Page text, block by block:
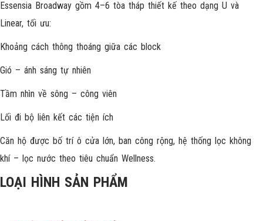
Essensia Broadway gồm 4–6 tòa tháp thiết kế theo dạng U và
Linear, tối ưu:
Khoảng cách thông thoáng giữa các block
Gió – ánh sáng tự nhiên
Tầm nhìn về sông – công viên
Lối đi bộ liên kết các tiện ích
Căn hộ được bố trí ô cửa lớn, ban công rộng, hệ thống lọc không
khí – lọc nước theo tiêu chuẩn Wellness.
LOẠI HÌNH SẢN PHẨM